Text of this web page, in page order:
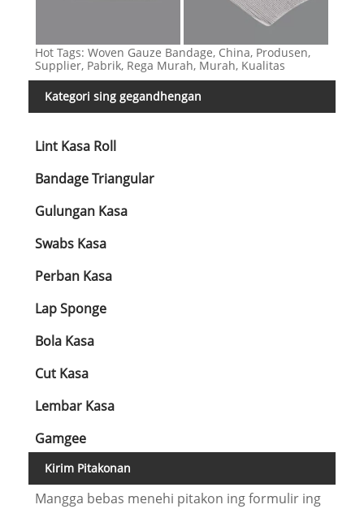
Hot Tags: Woven Gauze Bandage, China, Produsen,
Supplier, Pabrik, Rega Murah, Murah, Kualitas
Kategori sing gegandhengan
Lint Kasa Roll
Bandage Triangular
Gulungan Kasa
Swabs Kasa
Perban Kasa
Lap Sponge
Bola Kasa
Cut Kasa
Lembar Kasa
Gamgee
Kirim Pitakonan
Mangga bebas menehi pitakon ing formulir ing